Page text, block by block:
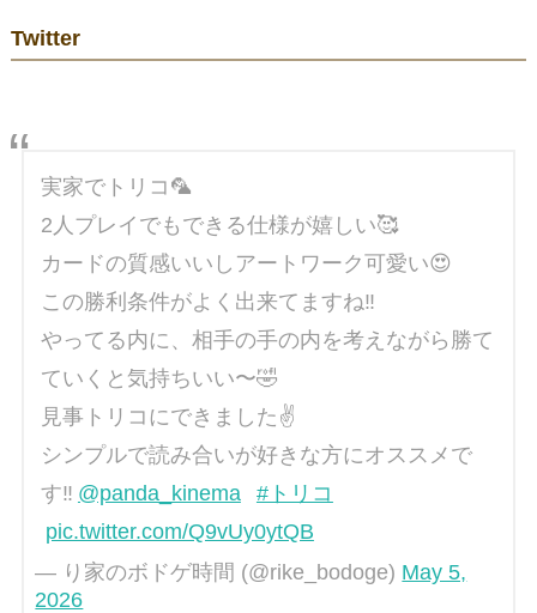
Twitter
実家でトリコ🦜
2人プレイでもできる仕様が嬉しい🥰
カードの質感いいしアートワーク可愛い😍
この勝利条件がよく出来てますね‼️
やってる内に、相手の手の内を考えながら勝て
ていくと気持ちいい〜🤣
見事トリコにできました✌️
シンプルで読み合いが好きな方にオススメで
す‼️ @panda_kinema
#トリコ
pic.twitter.com/Q9vUy0ytQB
— り家のボドゲ時間 (@rike_bodoge) May 5,
2026